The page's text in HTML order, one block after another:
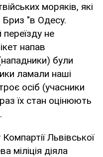
моряків, які
Бриз "в Одесу.
не
напав
були
ламали наші
осіб (учасники
їх стан оцінюють
Львівської
міліція діяла